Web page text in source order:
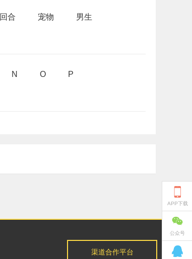
回合 宠物 男生
N O P
渠道合作平台

APP下载

公众号
